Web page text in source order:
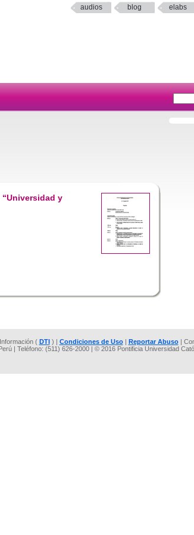
audios blog elabs
y
( DTI) | Condiciones de Uso| Reportar Abuso|
| Teléfono: (511) 626-2000 | © 2016 Pontificia Universidad